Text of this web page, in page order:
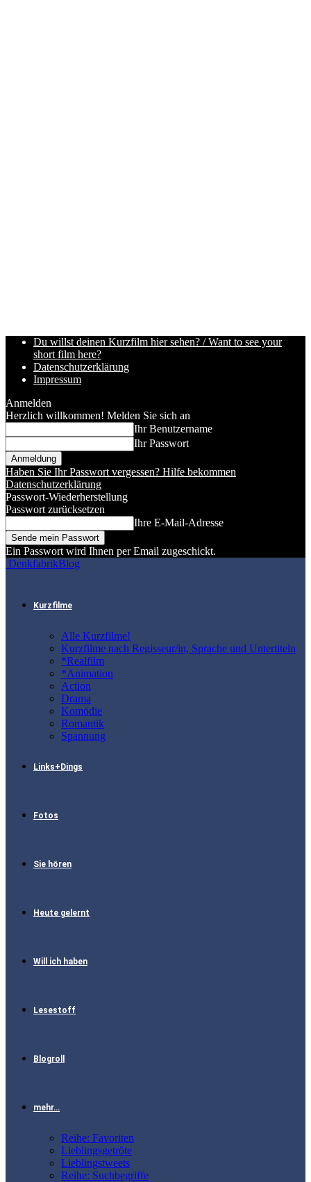
Du willst deinen Kurzfilm hier sehen? / Want to see your
short film here?
Datenschutzerklärung
Impressum
Anmelden
Herzlich willkommen! Melden Sie sich an
Ihr Benutzername
Ihr Passwort
Haben Sie Ihr Passwort vergessen? Hilfe bekommen
Datenschutzerklärung
Passwort-Wiederherstellung
Passwort zurücksetzen
Ihre E-Mail-Adresse
Ein Passwort wird Ihnen per Email zugeschickt.
DenkfabrikBlog
Kurzfilme
Alle Kurzfilme!
Kurzfilme nach Regisseur/in, Sprache und Untertiteln
*Realfilm
*Animation
Action
Drama
Komödie
Romantik
Spannung
Links+Dings
Fotos
Sie hören
Heute gelernt
Will ich haben
Lesestoff
Blogroll
mehr…
Reihe: Favoriten
Lieblingsgetröte
Lieblingstweets
Reihe: Suchbegriffe